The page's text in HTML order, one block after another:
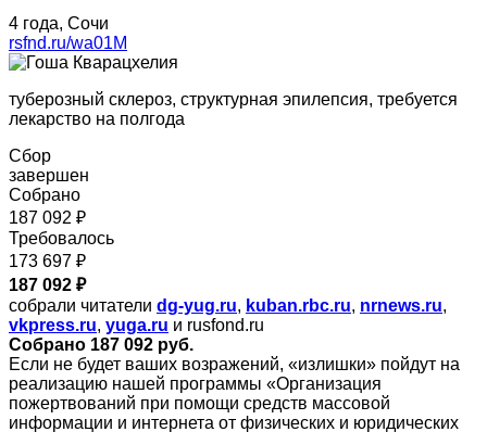
4 года, Сочи
rsfnd.ru/wa01M
туберозный склероз, структурная эпилепсия, требуется
лекарство на полгода
Сбор
завершен
Собрано
187 092 ₽
Требовалось
173 697 ₽
187 092 ₽
собрали читатели dg-yug.ru, kuban.rbc.ru, nrnews.ru,
vkpress.ru, yuga.ru и rusfond.ru
Собрано 187 092 руб.
Если не будет ваших возражений, «излишки» пойдут на
реализацию нашей программы «Организация
пожертвований при помощи средств массовой
информации и интернета от физических и юридических